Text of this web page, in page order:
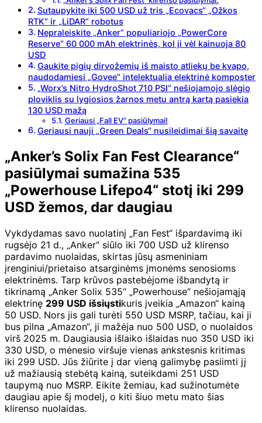
Sutaupykite iki 500 USD už tris „Ecovacs“ „Ožkos
RTK“ ir „LiDAR“ robotus
Nepraleiskite „Anker“ populiariojo „PowerCore
Reserve“ 60 000 mAh elektrinės, kol ji vėl kainuoja 80
USD
Gaukite pigių dirvožemių iš maisto atliekų be kvapo,
naudodamiesi „Govee“ intelektualia elektrinė komposter
„Worx’s Nitro HydroShot 710 PSI“ nešiojamojo slėgio
ploviklis su lygiosios žarnos metu antrą kartą pasiekia
130 USD mažą
Geriausi „Fall EV“ pasiūlymai!
Geriausi nauji „Green Deals“ nusileidimai šią savaitę
„Anker’s Solix Fan Fest Clearance“
pasiūlymai sumažina 535
„Powerhouse Lifepo4“ stotį iki 299
USD žemos, dar daugiau
Vykdydamas savo nuolatinį „Fan Fest“ išpardavimą iki
rugsėjo 21 d., „Anker“ siūlo iki 700 USD už klirenso
pardavimo nuolaidas, skirtas jūsų asmeniniam
įrenginiui/prietaiso atsarginėms įmonėms senosioms
elektrinėms. Tarp krūvos pastebėjome išbandytą ir
tikrinamą „Anker Solix 535“ „Powerhouse“ nešiojamąją
elektrinę 299 USD išsiųstikuris įveikia „Amazon“ kainą
50 USD. Nors jis gali turėti 550 USD MSRP, tačiau, kai ji
bus pilna „Amazon“, ji mažėja nuo 500 USD, o nuolaidos
virš 2025 m. Daugiausia išlaiko išlaidas nuo 350 USD iki
330 USD, o mėnesio viršuje vienas ankstesnis kritimas
iki 299 USD. Jūs žiūrite į dar vieną galimybę pasiimti jį
už mažiausią stebėtą kainą, suteikdami 251 USD
taupymą nuo MSRP. Eikite žemiau, kad sužinotumėte
daugiau apie šį modelį, o kiti šiuo metu mato šias
klirenso nuolaidas.